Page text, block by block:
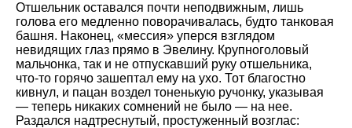
Отшельник оставался почти неподвижным, лишь
голова его медленно поворачивалась, будто танковая
башня. Наконец,
мессия
уперся взглядом
невидящих глаз прямо в Эвелину. Крупноголовый
мальчонка, так и не отпускавший руку отшельника,
что-то горячо зашептал ему на ухо. Тот благостно
кивнул, и пацан воздел тоненькую ручонку, указывая
— теперь никаких сомнений не было — на нее.
Раздался надтреснутый, простуженный возглас: